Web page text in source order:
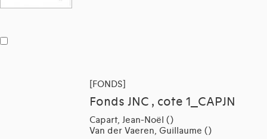
[FONDS]
Fonds JNC , cote 1_CAPJN
Capart, Jean-Noël ()
Van der Vaeren, Guillaume ()